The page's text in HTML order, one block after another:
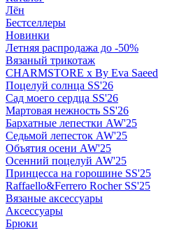
Лён
Бестселлеры
Новинки
Летняя распродажа до -50%
Вязаный трикотаж
CHARMSTORE х By Eva Saeed
Поцелуй солнца SS'26
Сад моего сердца SS'26
Мартовая нежность SS'26
Бархатные лепестки AW'25
Седьмой лепесток AW'25
Объятия осени AW'25
Осенний поцелуй AW'25
Принцесса на горошине SS'25
Raffaello&Ferrero Rocher SS'25
Вязаные аксессуары
Аксессуары
Брюки